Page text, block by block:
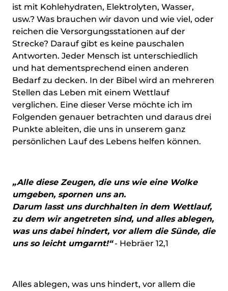
ist mit Kohlehydraten, Elektrolyten, Wasser,
usw.? Was brauchen wir davon und wie viel, oder
reichen die Versorgungsstationen auf der
Strecke? Darauf gibt es keine pauschalen
Antworten. Jeder Mensch ist unterschiedlich
und hat dementsprechend einen anderen
Bedarf zu decken. In der Bibel wird an mehreren
Stellen das Leben mit einem Wettlauf
verglichen. Eine dieser Verse möchte ich im
Folgenden genauer betrachten und daraus drei
Punkte ableiten, die uns in unserem ganz
persönlichen Lauf des Lebens helfen können.
„Alle diese Zeugen, die uns wie eine Wolke
umgeben, spornen uns an.
Darum lasst uns durchhalten in dem Wettlauf,
zu dem wir angetreten sind, und alles ablegen,
was uns dabei hindert, vor allem die Sünde, die
uns so leicht umgarnt!“ - Hebräer 12,1
Alles ablegen, was uns hindert, vor allem die